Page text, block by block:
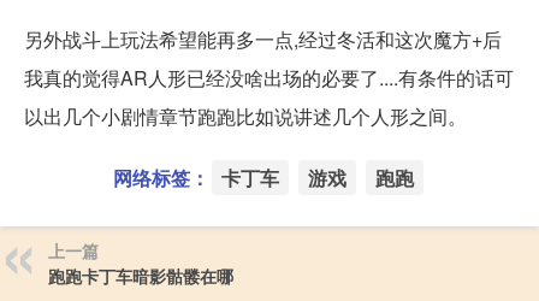
另外战斗上玩法希望能再多一点,经过冬活和这次魔方+后
我真的觉得AR人形已经没啥出场的必要了....有条件的话可
以出几个小剧情章节跑跑比如说讲述几个人形之间。
网络标签： 卡丁车 游戏 跑跑
上一篇
跑跑卡丁车暗影骷髅在哪